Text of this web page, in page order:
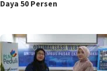
Daya 50 Persen